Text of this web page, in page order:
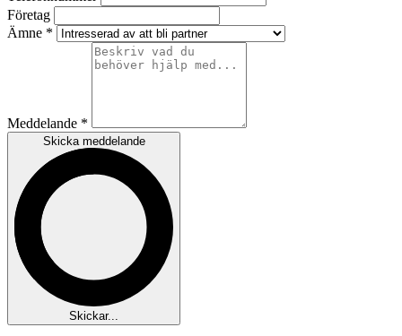
Företag
Ämne *
Meddelande *
Skicka meddelande
Skickar...